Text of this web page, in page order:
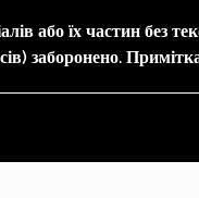
або їх частин без
заборонено.